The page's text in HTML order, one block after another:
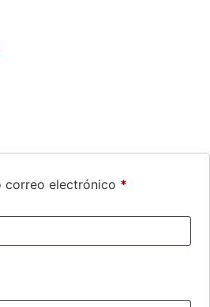
correo electrónico *